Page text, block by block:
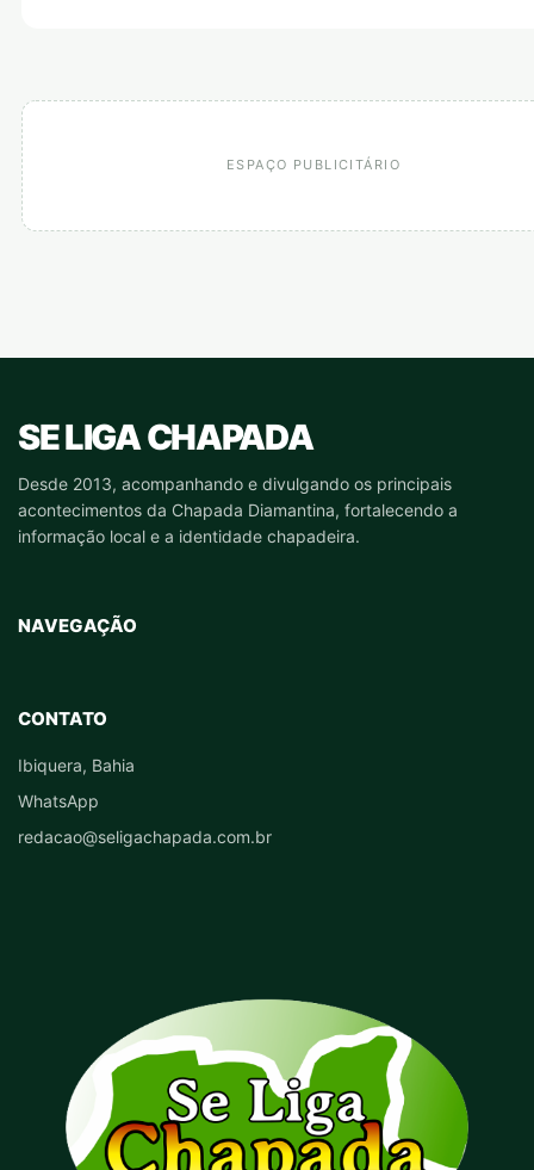
ESPAÇO PUBLICITÁRIO
SE LIGA CHAPADA
Desde 2013, acompanhando e divulgando os principais
acontecimentos da Chapada Diamantina, fortalecendo a
informação local e a identidade chapadeira.
NAVEGAÇÃO
CONTATO
Ibiquera, Bahia
WhatsApp
redacao@seligachapada.com.br